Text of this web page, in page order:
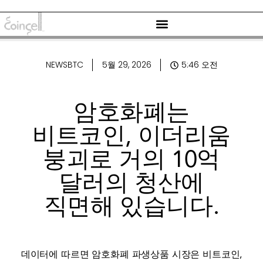
NEWSBTC 5월 29, 2026 5:46 오전
암호화폐는
비트코인, 이더리움
붕괴로 거의 10억
달러의 청산에
직면해 있습니다.
데이터에 따르면 암호화폐 파생상품 시장은 비트코인,